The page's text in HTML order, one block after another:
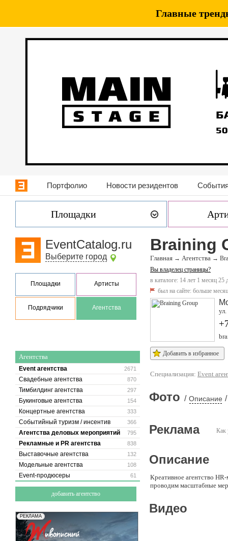
Главные
Портфолио Новости резидентов
Площадки
EventCatalog.ru
Выберите город
Площадки Артисты
Подрядчики Агентства
Агентства
2671
Event агентства
870
Свадебные агентства
297
Тимбилдинг агентства
154
Букинговые агентства
333
Концертные агентства
366
Событийный туризм / инсентив
795
Агентства деловых мероприятий
838
Рекламные и PR агентства
132
Выставочные агентства
108
Модельные агентства
61
Event-продюсеры
добавить агентство
Braining
Главная → Агентства →
Вы владелец страницы?
в каталоге: 14 лет 1 месяц 25
был на сайте: больше
Добавить в избранное
Специализация: Event
Фото / Описание /
Как
Реклама
Описание
Креативное агентство
проводим масштабные
Видео